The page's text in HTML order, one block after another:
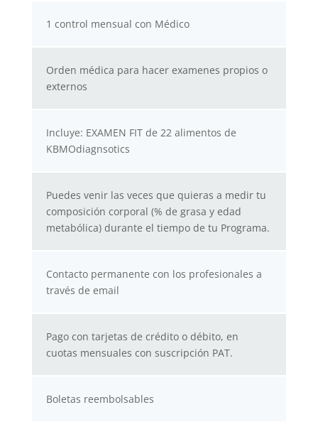
1 control mensual con Médico
Orden médica para hacer examenes propios o
externos
Incluye: EXAMEN FIT de 22 alimentos de
KBMOdiagnsotics
Puedes venir las veces que quieras a medir tu
composición corporal (% de grasa y edad
metabólica) durante el tiempo de tu Programa.
Contacto permanente con los profesionales a
través de email
Pago con tarjetas de crédito o débito, en
cuotas mensuales con suscripción PAT.
Boletas reembolsables